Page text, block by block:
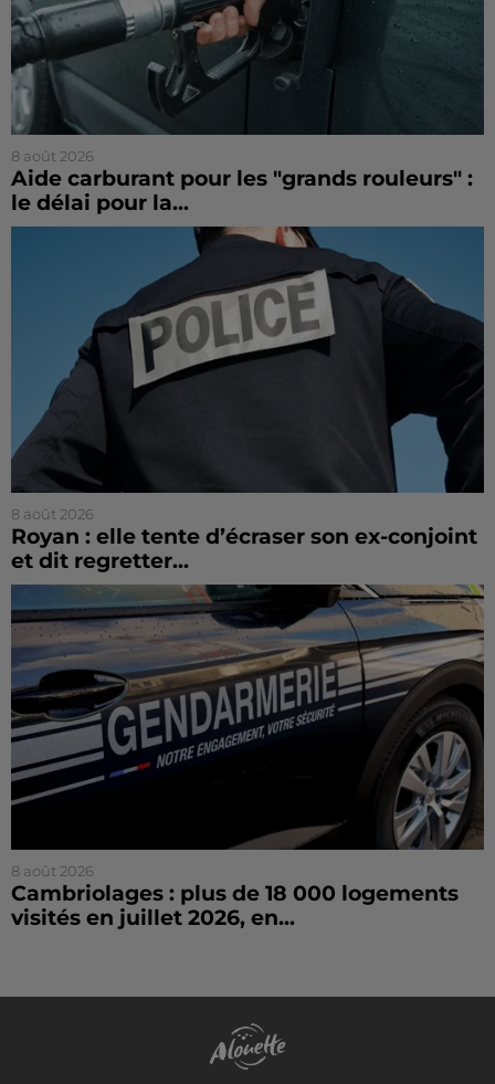
8 août 2026
Aide carburant pour les "grands rouleurs" :
le délai pour la...
8 août 2026
Royan : elle tente d’écraser son ex-conjoint
et dit regretter...
8 août 2026
Cambriolages : plus de 18 000 logements
visités en juillet 2026, en...